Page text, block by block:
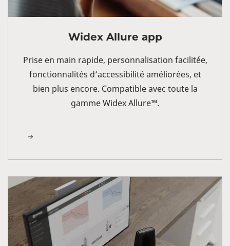
Widex Allure app
Prise en main rapide, personnalisation facilitée,
fonctionnalités d’accessibilité améliorées, et
bien plus encore. Compatible avec toute la
gamme Widex Allure™.